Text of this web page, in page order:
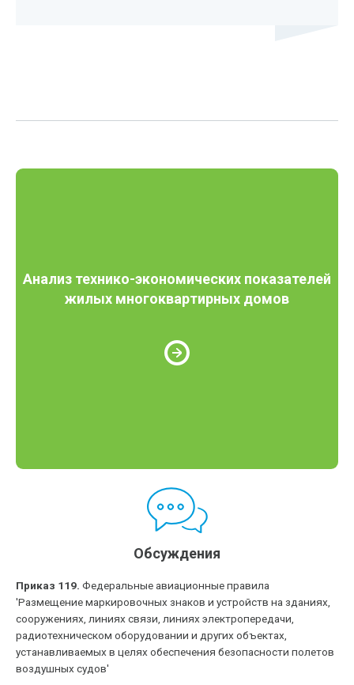
Анализ технико-экономических показателей
жилых многоквартирных домов
Обсуждения
Приказ 119. Федеральные авиационные правила
'Размещение маркировочных знаков и устройств на зданиях,
сооружениях, линиях связи, линиях электропередачи,
радиотехническом оборудовании и других объектах,
устанавливаемых в целях обеспечения безопасности полетов
воздушных судов'